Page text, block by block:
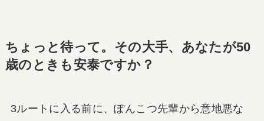
ちょっと待って。その大手、あなたが50
歳のときも安泰ですか？
3ルートに入る前に、ぽんこつ先輩から意地悪な